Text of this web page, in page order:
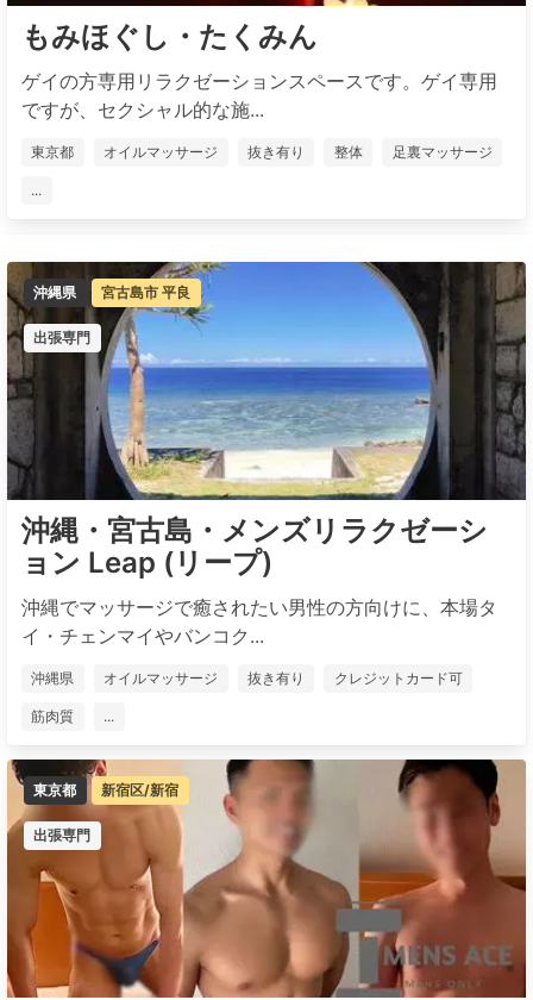
もみほぐし・たくみん
ゲイの方専用リラクゼーションスペースです。ゲイ専用
ですが、セクシャル的な施...
東京都 オイルマッサージ 抜き有り 整体 足裏マッサージ
...
沖縄県 宮古島市 平良
出張専門
沖縄・宮古島・メンズリラクゼーシ
ョン Leap (リープ)
沖縄でマッサージで癒されたい男性の方向けに、本場タ
イ・チェンマイやバンコク...
沖縄県 オイルマッサージ 抜き有り クレジットカード可
筋肉質 ...
東京都 新宿区/新宿
出張専門